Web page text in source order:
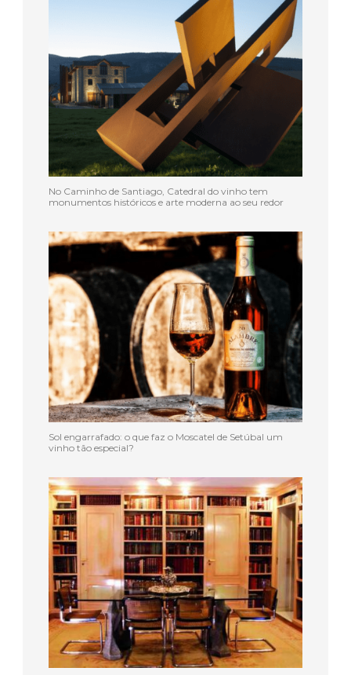
No Caminho de Santiago, Catedral do vinho tem
monumentos históricos e arte moderna ao seu redor
Sol engarrafado: o que faz o Moscatel de Setúbal um
vinho tão especial?